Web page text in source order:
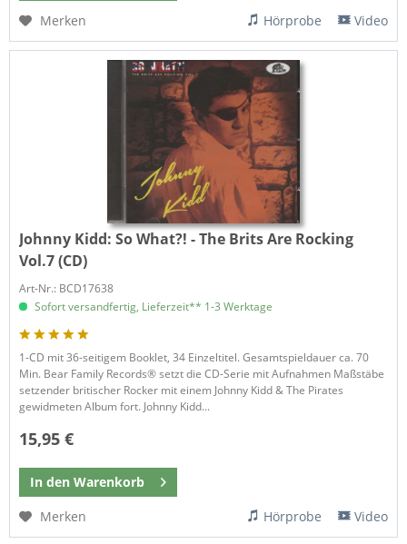
Merken
Hörprobe Video
Johnny Kidd: So What?! - The Brits Are Rocking
Vol.7 (CD)
Art-Nr.: BCD17638
Sofort versandfertig, Lieferzeit** 1-3 Werktage
1-CD mit 36-seitigem Booklet, 34 Einzeltitel. Gesamtspieldauer ca. 70
Min. Bear Family Records® setzt die CD-Serie mit Aufnahmen Maßstäbe
setzender britischer Rocker mit einem Johnny Kidd & The Pirates
gewidmeten Album fort. Johnny Kidd...
15,95 €
In den Warenkorb
Merken
Hörprobe Video